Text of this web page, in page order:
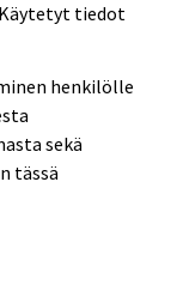
tiedot
henkilölle
sekä
tässä